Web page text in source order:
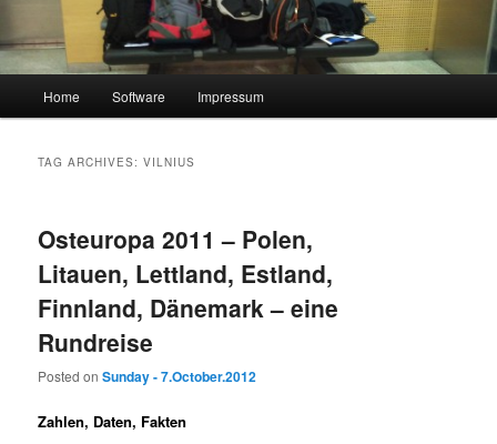
Home Software Impressum
TAG ARCHIVES:VILNIUS
Osteuropa 2011 – Polen,
Litauen, Lettland, Estland,
Finnland, Dänemark – eine
Rundreise
Posted onSunday - 7.October.2012
Zahlen, Daten, Fakten